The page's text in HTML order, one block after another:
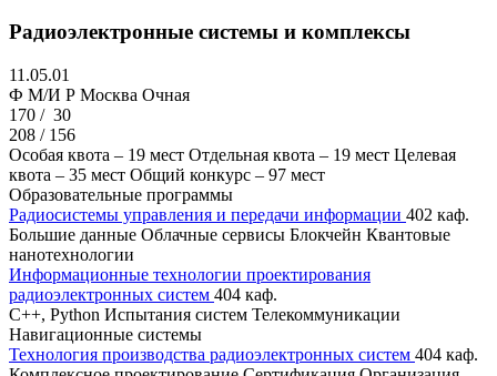
Радиоэлектронные системы и комплексы
11.05.01
Ф M/И Р Москва Очная
170 / 30
208 / 156
Особая квота – 19 мест Отдельная квота – 19 мест Целевая
квота – 35 мест Общий конкурс – 97 мест
Образовательные программы
Радиосистемы управления и передачи информации 402 каф.
Большие данные Облачные сервисы Блокчейн Квантовые
нанотехнологии
Информационные технологии проектирования
радиоэлектронных систем 404 каф.
C++, Python Испытания систем Телекоммуникации
Навигационные системы
Технология производства радиоэлектронных систем 404 каф.